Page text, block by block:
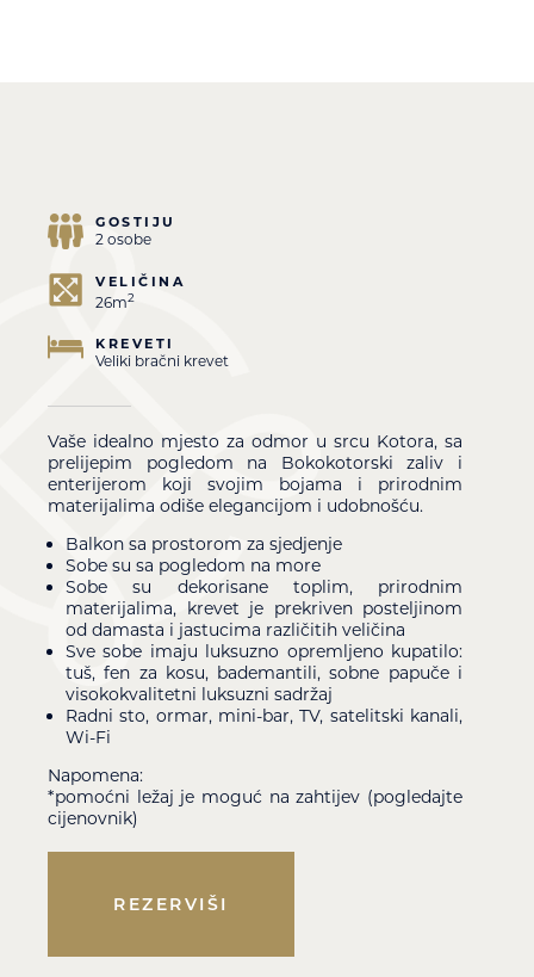
GOSTIJU
2 osobe
VELIČINA
26m2
KREVETI
Veliki bračni krevet
Vaše idealno mjesto za odmor u srcu Kotora, sa
prelijepim pogledom na Bokokotorski zaliv i
enterijerom koji svojim bojama i prirodnim
materijalima odiše elegancijom i udobnošću.
Balkon sa prostorom za sjedjenje
Sobe su sa pogledom na more
Sobe su dekorisane toplim, prirodnim
materijalima, krevet je prekriven posteljinom
od damasta i jastucima različitih veličina
Sve sobe imaju luksuzno opremljeno kupatilo:
tuš, fen za kosu, bademantili, sobne papuče i
visokokvalitetni luksuzni sadržaj
Radni sto, ormar, mini-bar, TV, satelitski kanali,
Wi-Fi
Napomena:
*pomoćni ležaj je moguć na zahtijev (pogledajte
cijenovnik)
REZERVIŠI